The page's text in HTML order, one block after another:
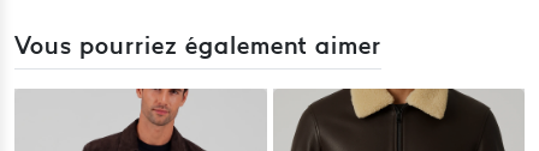
Vous pourriez également aimer